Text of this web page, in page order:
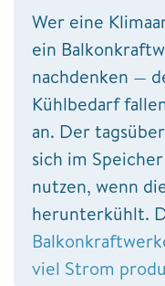
Wer eine
ein
nachdenken —
Kühlbedarf
an. Der
sich im
nutzen, wenn
herunterkühlt.
viel Strom